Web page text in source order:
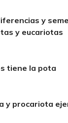
y
y eucariotas
tiene la pota
y procariota